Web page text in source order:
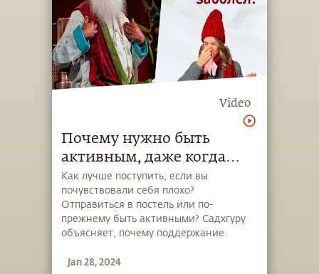
Video
Почему нужно быть
активным, даже когда
вам плохо?
Как лучше поступить, если вы
почувствовали себя плохо?
Отправиться в постель или по-
прежнему быть активными? Садхгуру
объясняет, почему поддержание
здоровья.
Jan 28, 2024